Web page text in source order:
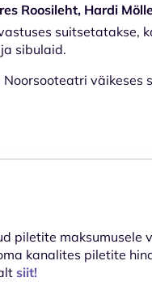
Roosileht, Hardi
suitsetatakse,
sibulaid.
Noorsooteatri väikeses
piletite
kanalites piletite
siit!